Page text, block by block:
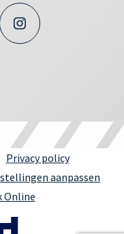
Privacy policy
aanpassen
Online